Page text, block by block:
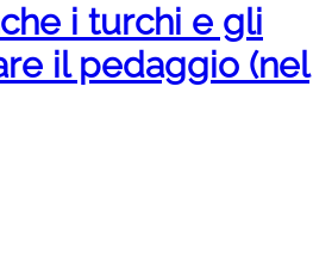
i turchi e gli
il pedaggio (nel